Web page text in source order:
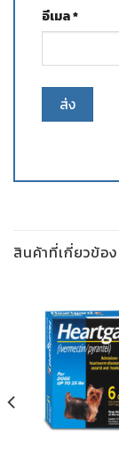
อีเมล*
สินค้าที่เกี่ยวข้อง